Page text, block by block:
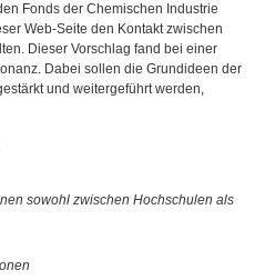
Fonds der Chemischen Industrie
Web-Seite den Kontakt zwischen
Dieser Vorschlag fand bei einer
Dabei sollen die Grundideen der
und weitergeführt werden,
sowohl zwischen Hochschulen als